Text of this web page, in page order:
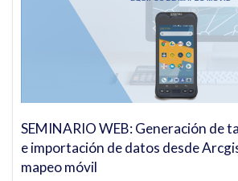
SEMINARIO WEB: Generación de
e importación de datos desde
mapeo móvil